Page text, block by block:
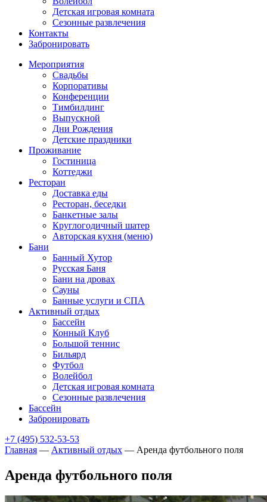
Детская игровая комната
Сезонные развлечения
Контакты
Забронировать
Мероприятия
Свадьбы
Корпоративы
Конференции
Тимбилдинг
Выпускной
Дни Рождения
Детские праздники
Проживание
Гостиница
Коттеджи
Ресторан
Доставка еды
Ресторан, беседки
Банкетные залы
Круглогодичный шатер
Авторская кухня (меню)
Бани
Банный Хутор
Русская Баня
Бани на дровах
Сауны
Банные услуги и СПА
Активный отдых
Бассейн
Конный Клуб
Большой теннис
Бильярд
Футбол
Волейбол
Детская игровая комната
Сезонные развлечения
Бассейн
Забронировать
+7 (495) 532-53-53
Главная — Активный отдых — Аренда футбольного поля
Аренда футбольного поля